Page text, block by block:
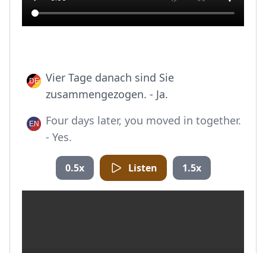
Vier Tage danach sind Sie
zusammengezogen. - Ja.
Four days later, you moved in together.
- Yes.
0.5x Listen 1.5x